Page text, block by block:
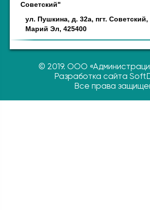
Советский"
ул. Пушкина, д. 32а, пгт.
Марий Эл, 425400
© 2019. ООО
Разработка сайта
Все права